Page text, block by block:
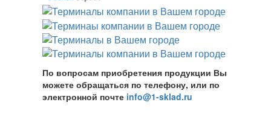
По вопросам приобретения продукции Вы
можете обращаться по телефону, или по
электронной почте info@1-sklad.ru